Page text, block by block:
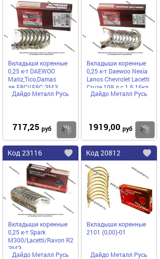
избранное
Вкладыши коренные
0,25 к-т DAEWOO
Matiz,Tico,Damas
дв.F8CV,F8C ЗМЗ
Дайдо Металл Русь
717,25 руб Купить
Вкладыши коренные
0,25 к-т Daewoo Nexia
Lanos Chevrolet Lacetti
Cruze 109 л.с 1.6 16кл.
ЗМЗ
Дайдо Металл Русь
1919,00 руб
Код 23116
Добавить
избранное
Вкладыши коренные
0,25 к-т Spark
M300/Lacetti/Ravon R2
ЗМЗ
Дайдо Металл Русь
Код 20812
Вкладыши коренные
2101 (0,00)-01
Дайдо Металл Русь